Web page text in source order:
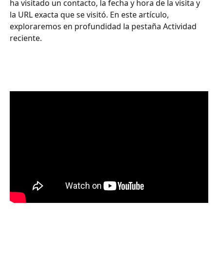
ha visitado un contacto, la fecha y hora de la visita y
la URL exacta que se visitó. En este artículo,
exploraremos en profundidad la pestaña Actividad
reciente.